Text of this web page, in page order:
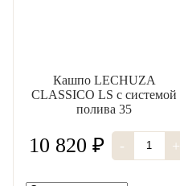
Кашпо LECHUZA
CLASSICO LS с системой
полива 35
10 820 ₽ - +